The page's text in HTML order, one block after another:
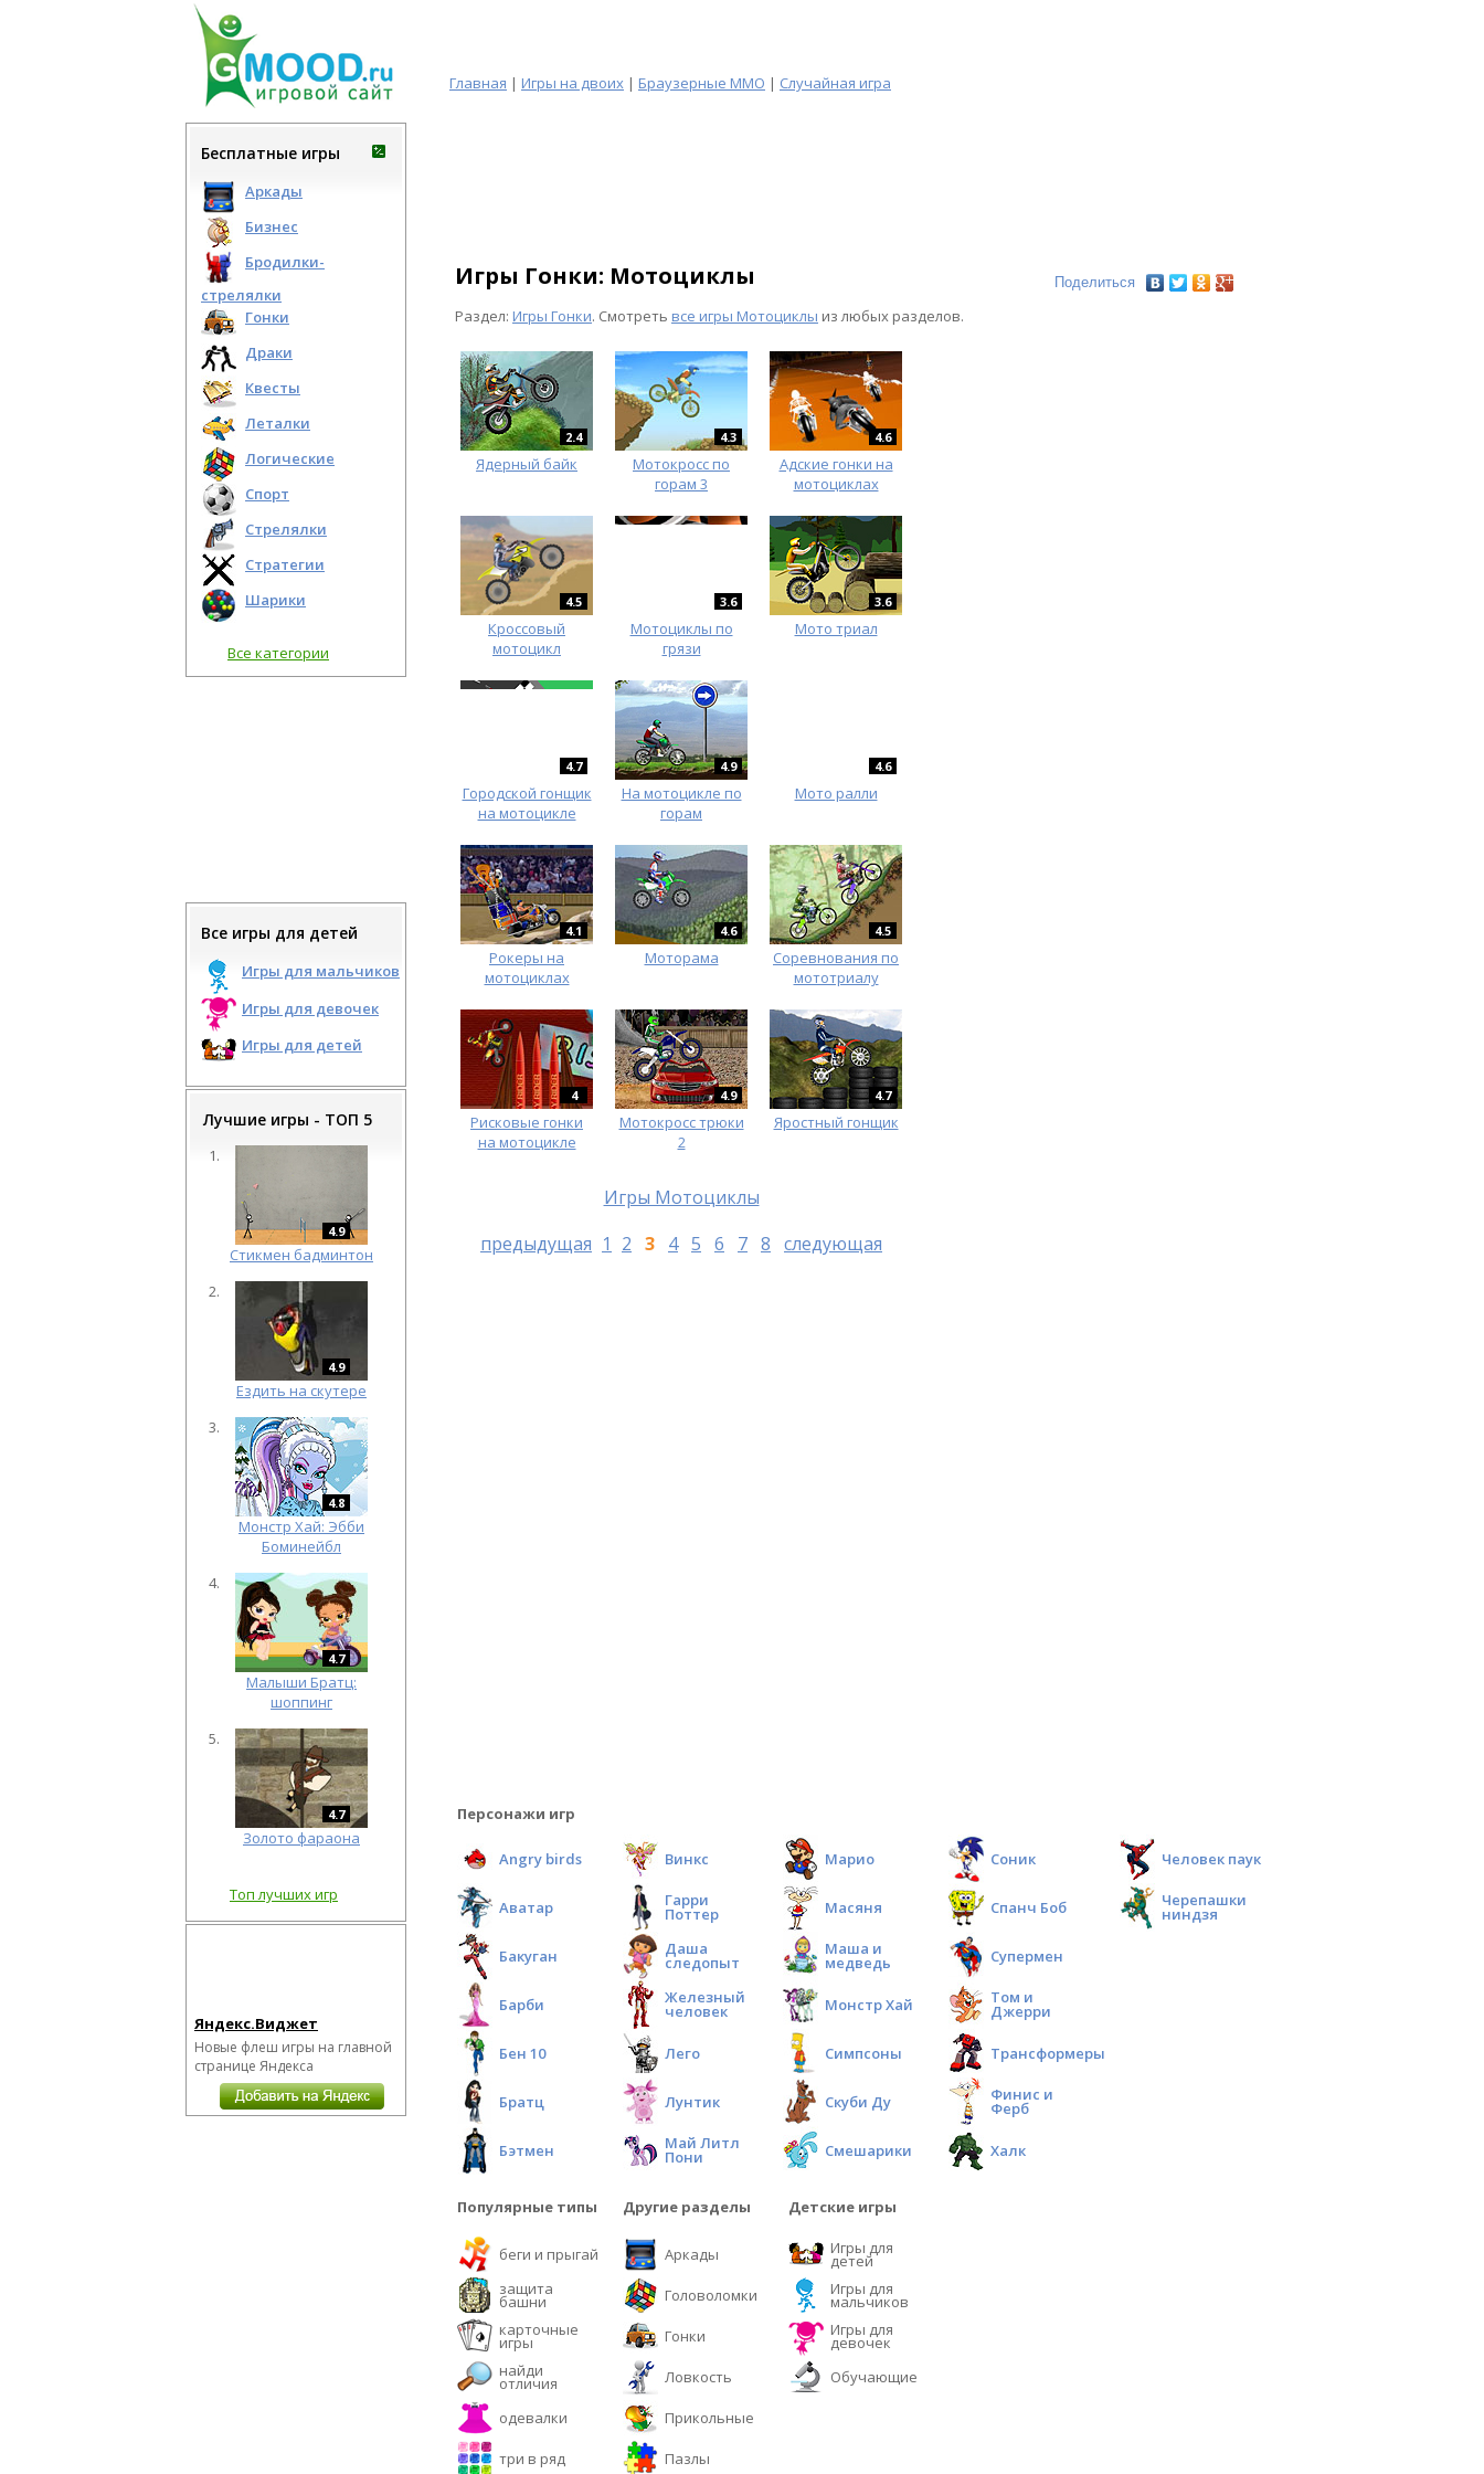
Главная | Игры на двоих | Браузерные MMO | Случайная игра
Бесплатные игры
Аркады
Бизнес
Бродилки-
стрелялки
Гонки
Драки
Квесты
Леталки
Логические
Спорт
Стрелялки
Стратегии
Шарики
Все категории
Все игры для детей
Игры для мальчиков
Игры для девочек
Игры для детей
Лучшие игры - ТОП 5
4.9
Cтикмен бадминтон
4.9
Ездить на скутере
4.8
Монстр Хай: Эбби
Боминейбл
4.7
Малыши Братц:
шоппинг
4.7
Золото фараона
Топ лучших игр
Яндекс.Виджет
Новые флеш игры на главной
странице Яндекса
Игры Гонки: Мотоциклы Поделиться
Раздел: Игры Гонки. Смотреть все игры Мотоциклы из любых разделов.
2.4
Ядерный байк
4.3
Мотокросс по
горам 3
4.6
Адские гонки на
мотоциклах
4.5
Кроссовый
мотоцикл
3.6
Мотоциклы по
грязи
3.6
Мото триал
4.7
Городской гонщик
на мотоцикле
4.9
На мотоцикле по
горам
4.6
Мото ралли
4.1
Рокеры на
мотоциклах
4.6
Моторама
4.5
Соревнования по
мототриалу
4
Рисковые гонки
на мотоцикле
4.9
Мотокросс трюки
2
4.7
Яростный гонщик
Игры Мотоциклы
предыдущая 1 2 3 4 5 6 7 8 следующая
Персонажи игр
Angry birds
Аватар
Бакуган
Барби
Бен 10
Братц
Бэтмен
Винкс
Гарри
Поттер
Даша
следопыт
Железный
человек
Лего
Лунтик
Май Литл
Пони
Марио
Масяня
Маша и
медведь
Монстр Хай
Симпсоны
Скуби Ду
Смешарики
Соник
Спанч Боб
Супермен
Том и
Джерри
Трансформеры
Финис и
Ферб
Халк
Человек паук
Черепашки
ниндзя
Популярные типы
беги и прыгай
защита
башни
карточные
игры
найди
отличия
одевалки
три в ряд
Другие разделы
Аркады
Головоломки
Гонки
Ловкость
Прикольные
Пазлы
Детские игры
Игры для
детей
Игры для
мальчиков
Игры для
девочек
Обучающие